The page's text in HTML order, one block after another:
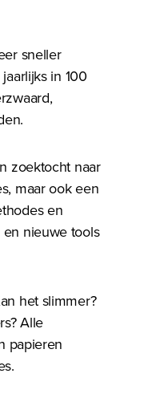
sneller
in 100
zoektocht naar
maar ook een
en
nieuwe tools
het slimmer?
Alle
papieren